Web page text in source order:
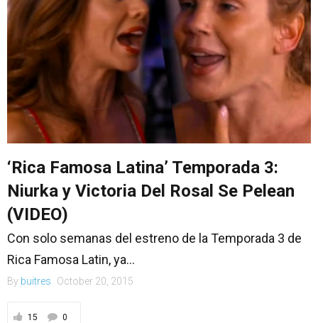
‘Rica Famosa Latina’ Temporada 3:
Niurka y Victoria Del Rosal Se Pelean
(VIDEO)
Con solo semanas del estreno de la Temporada 3 de
Rica Famosa Latin, ya...
By buitres October 20, 2015
15 0